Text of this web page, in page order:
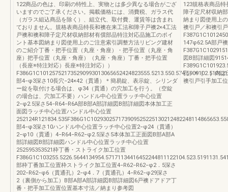
122商品の色は、印刷の特性上、実物とは多少異なる場合がござ
いますのでご了承ください。掲載価格には、消費税、ガラス代
（ガラス組込商品を除く）、組立代、取付費、運賃等は含まれ
ておりません。規格表商品特長和襖在来工法和障子戸襖2×4工法
戸襖和襖和障子定尺材収納部材有償部品特注対応品施工のポイ
ント基本図納まり図使用上のご注意索引調整方法リビング建材
のご紹介丁番・把手位置（丸座・角座）・把手位置（丸座・角
座）把手位置（丸座・角座）（丸座・角座）丁番・把手位置
（長座※特注対応）長座※特注対応））
部4−φ3深さ10長穴−24×42（貫通）＊簡易錠、表示錠、シリンダ
ー錠を取付ける場合は、φ34（貫通）の穴加工を行う。（空錠
の場合は、穴加工不要）ハンドル中心位置ラッチ中心位置
2−φ2.5深さ54−R64−R6A部B部A部詳細図B部詳細図本体加工正
面図ラッチ中心位置ハンドル中心位置
部4−φ3深さ10ハンドル中心位置ラッチ中心位置2−φ24（貫通）
2−φ10（貫通）4−R64−R62−φ2.5深さ5本体加工正面図B部A部A
部詳細図B部詳細図ハンドル中心位置ラッチ中心位置
252595353521枠丁番・ストライク加工位置
部枠丁番加工位置枠ストライク加工位置4−R62−R62−φ2．5深さ
202−R62−φ6（貫通孔）2−φ4．7（貫通孔）4−R62−φ29深さ
2（裏側から加工）B部A部A部詳細図B部詳細図6戸襖ドアドア丁
番・把手加工位置位置基本寸法／納まり参考図
123規格表商品
障子定尺材収納
納まり図使用上
襖引戸／和襖引
147φ62.5A部戸
図B部詳細図
孔）※［ ］内は
襖引戸引手加工